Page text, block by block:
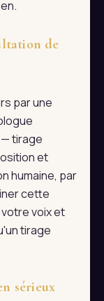
de
par une
tirage
et
humaine, par
cette
voix et
tirage
sérieux